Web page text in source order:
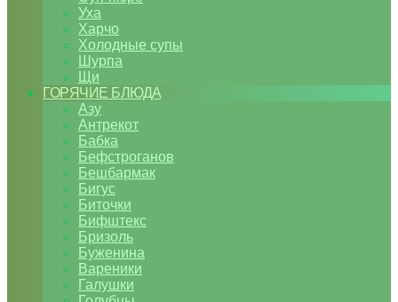
Уха
Харчо
Холодные супы
Шурпа
Щи
ГОРЯЧИЕ БЛЮДА
Азу
Антрекот
Бабка
Бефстроганов
Бешбармак
Бигус
Биточки
Бифштекс
Бризоль
Буженина
Вареники
Галушки